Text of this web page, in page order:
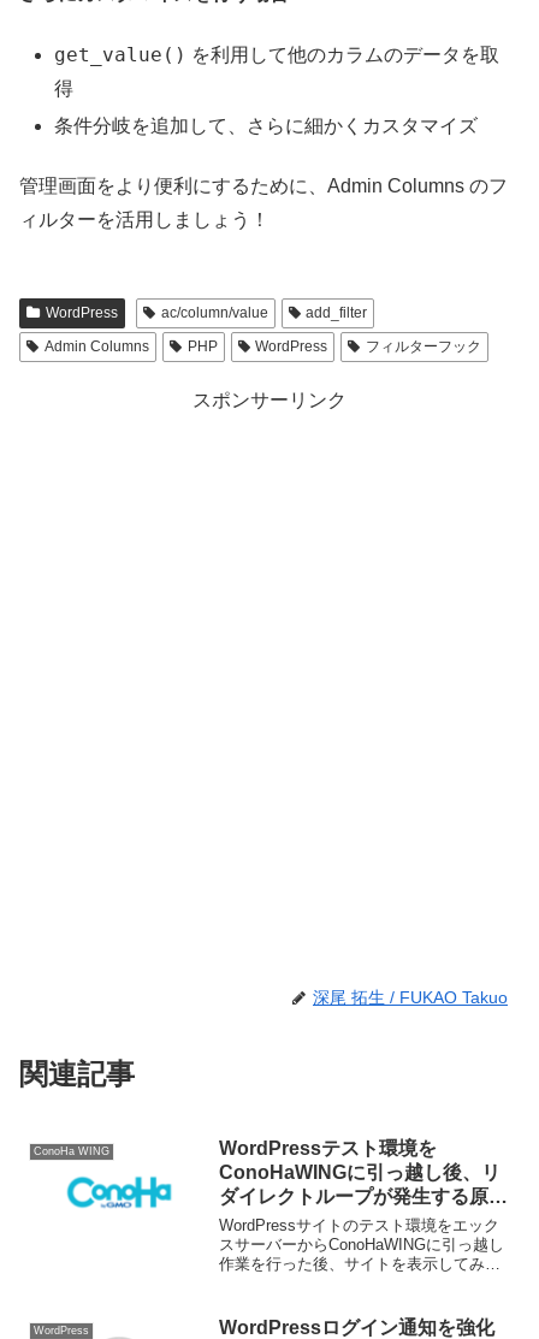
get_value() を利用して他のカラムのデータを取
得
条件分岐を追加して、さらに細かくカスタマイズ
管理画面をより便利にするために、Admin Columns のフ
ィルターを活用しましょう！
WordPress ac/column/value
add_filter
Admin Columns
PHP WordPress フィルターフック
スポンサーリンク
深尾 拓生 / FUKAO Takuo
関連記事
ConoHa WING
WordPressテスト環境を
ConoHaWINGに引っ越し後、リ
ダイレクトループが発生する原因
と対処法
WordPressサイトのテスト環境をエック
スサーバーからConoHaWINGに引っ越し
作業を行った後、サイトを表示してみる
に表示することが出来ませ...
WordPress
WordPressログイン通知を強化